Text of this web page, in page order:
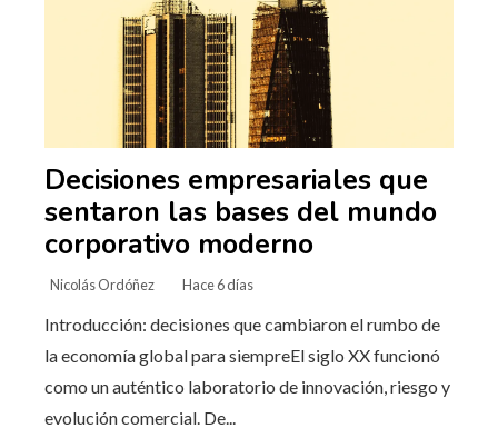
Decisiones empresariales que
sentaron las bases del mundo
corporativo moderno
Nicolás Ordóñez Hace 6 días
Introducción: decisiones que cambiaron el rumbo de
la economía global para siempreEl siglo XX funcionó
como un auténtico laboratorio de innovación, riesgo y
evolución comercial. De...